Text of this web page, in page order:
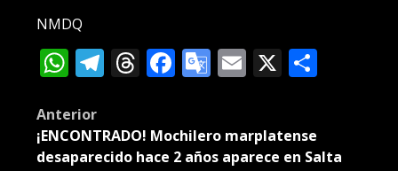
NMDQ
WhatsApp
Telegram
Threads
Facebook
Google
Translate
Email
X
Post
navigation
Anterior
¡ENCONTRADO! Mochilero marplatense
desaparecido hace 2 años aparece en Salta